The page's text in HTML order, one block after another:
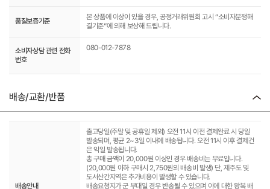
품질보증기준
본 상품에 이상이 있을 경우, 공정거래위원회 고시 “소비자분쟁해
결기준”에 의해 보상해 드립니다.
소비자상담 관련 전화
번호
080-012-7878
배송/교환/반품
배송안내
출고당일(주말 및 공휴일 제외) 오전 11시 이전 결제완료 시 당일
발송되며, 평균 2~3일 이내에 배송됩니다. 오전 11시 이후 결제건
은 익일 발송됩니다.
총 구매 금액이 20,000원 이상인 경우 배송비는 무료입니다.
(20,000원 이하 구매시 2,750원의 배송비 발생) 단, 제주도 및
도서산간지역은 추가비용이 발생할 수 있습니다.
배송요청지가 군 부대일 경우 반송될 수 있으며 이에 대한 왕복 배